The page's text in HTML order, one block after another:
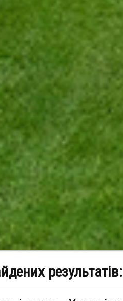
результатів: